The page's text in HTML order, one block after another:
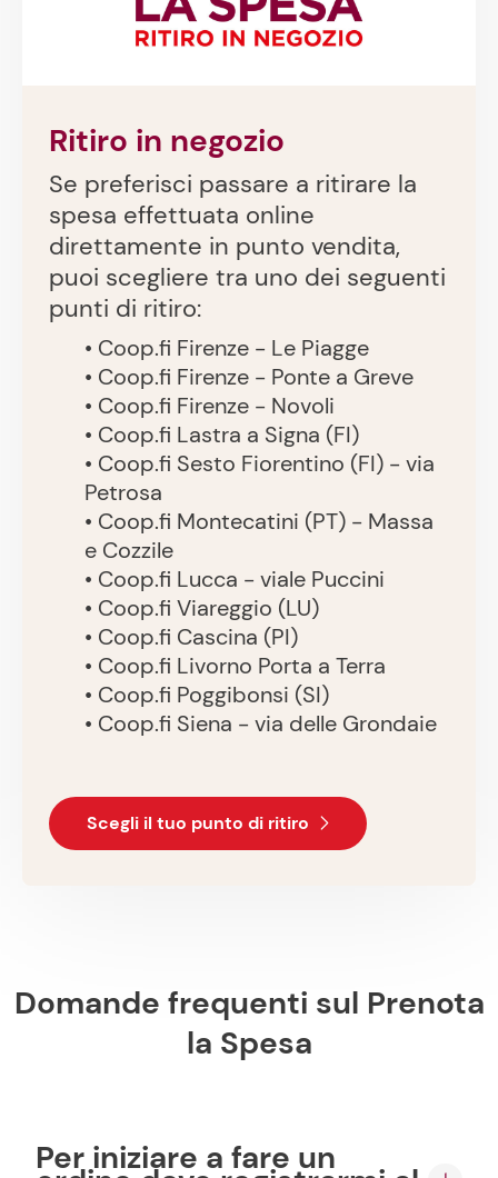
Ritiro in negozio
Se preferisci passare a ritirare la
spesa effettuata online
direttamente in punto vendita,
puoi scegliere tra uno dei seguenti
punti di ritiro:
• Coop.fi Firenze - Le Piagge
• Coop.fi Firenze - Ponte a Greve
• Coop.fi Firenze - Novoli
• Coop.fi Lastra a Signa (FI)
• Coop.fi Sesto Fiorentino (FI) - via
Petrosa
• Coop.fi Montecatini (PT) - Massa
e Cozzile
• Coop.fi Lucca - viale Puccini
• Coop.fi Viareggio (LU)
• Coop.fi Cascina (PI)
• Coop.fi Livorno Porta a Terra
• Coop.fi Poggibonsi (SI)
• Coop.fi Siena - via delle Grondaie
Scegli il tuo punto di ritiro
Domande frequenti sul Prenota
la Spesa
Per iniziare a fare un